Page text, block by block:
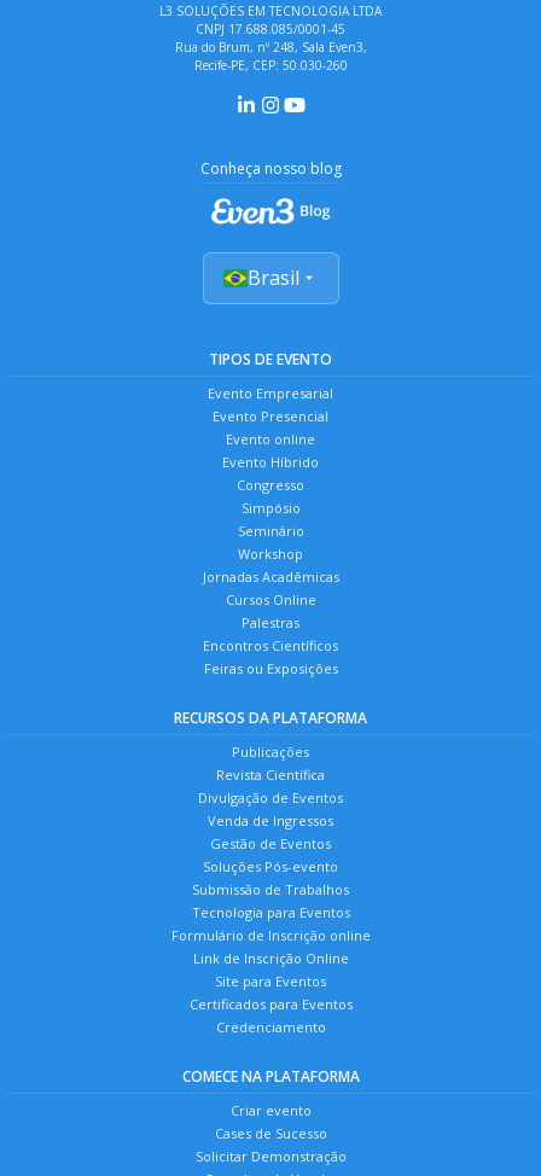
L3 SOLUÇÕES EM TECNOLOGIA LTDA
CNPJ 17.688.085/0001-45
Rua do Brum, nº 248, Sala Even3,
Recife-PE, CEP: 50.030-260
Conheça nosso blog
Brasil
TIPOS DE EVENTO
Evento Empresarial
Evento Presencial
Evento online
Evento Híbrido
Congresso
Simpósio
Seminário
Workshop
Jornadas Acadêmicas
Cursos Online
Palestras
Encontros Científicos
Feiras ou Exposições
RECURSOS DA PLATAFORMA
Publicações
Revista Científica
Divulgação de Eventos
Venda de Ingressos
Gestão de Eventos
Soluções Pós-evento
Submissão de Trabalhos
Tecnologia para Eventos
Formulário de Inscrição online
Link de Inscrição Online
Site para Eventos
Certificados para Eventos
Credenciamento
COMECE NA PLATAFORMA
Criar evento
Cases de Sucesso
Solicitar Demonstração